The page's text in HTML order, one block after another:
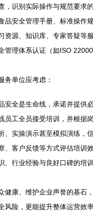
识别实际操作与规范要求
安全管理手册、标准操作
源、知识库、专家答疑等
理体系认证（如ISO
务单位应考虑：
全是生命线，承诺并提供
工全员接受培训，并根据
实操演示甚至模拟演练，
客户反馈等方式评估培训
行业经验与良好口碑的培
健康、维护企业声誉的基
险，更能提升整体运营效